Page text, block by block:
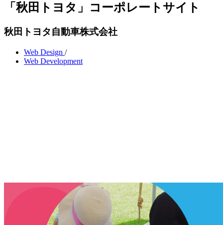
「秋田トヨタ」コーポレートサイト
秋田トヨタ自動車株式会社
Web Design /
Web Development